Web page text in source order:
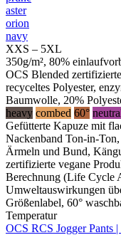
aster
orion
navy
XXS – 5XL
350g/m², 80%
OCS Blended
recyceltes Polyester,
Baumwolle, 20%
heavy combed 60°
Gefütterte Kapuze mit
Nackenband Ton-in-
Ärmeln und Bund,
zertifizierte vegane
Berechnung (Life Cycle
Umweltauswirkungen
Größenlabel, 60°
Temperatur
OCS RCS Jogger Pants